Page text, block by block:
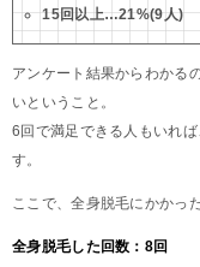
15回以上…21%(9人)
アンケート結果からわかる
いということ。
6回で満足できる人もいれ
す。
ここで、全身脱毛にかかっ
全身脱毛した回数：8回